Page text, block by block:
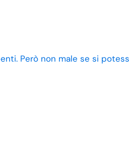
Però non male se si